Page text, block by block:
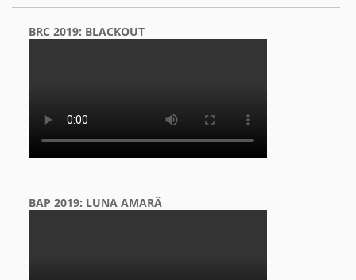
BRC 2019: BLACKOUT
BAP 2019: LUNA AMARĂ